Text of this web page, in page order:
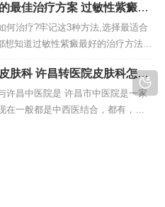
也有几个高明的，人民医院天天都
乎都没人。治疗手段不同 人民医
方面，主要依赖于通过现代工艺加
西药制剂，以及特定...
最佳治疗方案 过敏性紫癜的
广州科大中医医院信赖
何治疗?牢记这3种方法,选择最适合
想知道过敏性紫癜最好的治疗方法，
了解一下吧。第一：药物能够达到
。目前来说常规的治疗反法就是口
丁，钙剂或活血化瘀中药，如丹参
2、小儿过敏性紫癜的治疗方法 一般
肤科 许昌转医院皮肤科怎么
许昌中医院是 许昌市中医院是一家
在一般都是中西医结合，都有，最